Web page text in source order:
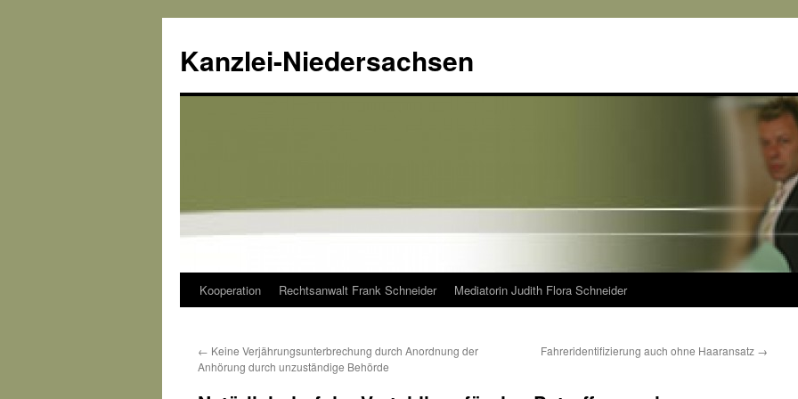
Kanzlei-Niedersachsen
Zum
springen
Kooperation Rechtsanwalt Frank Schneider Mediatorin Judith Flora Schneider
← Keine Verjährungsunterbrechung durch Anordnung der
Anhörung durch unzuständige Behörde
Fahreridentifizierung auch ohne Haaransatz →